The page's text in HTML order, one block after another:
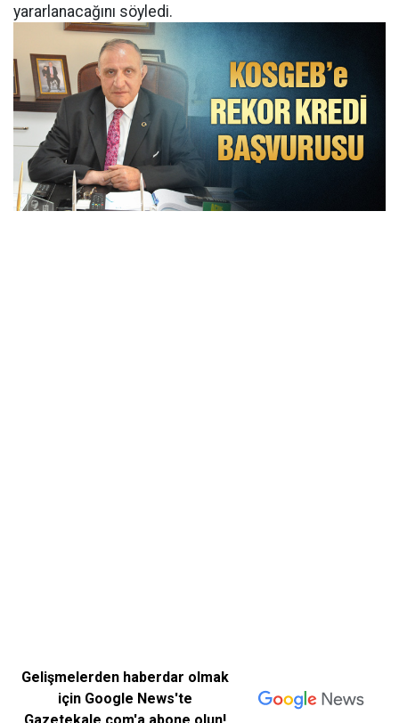
yararlanacağını söyledi.
Gelişmelerden haberdar olmak
için Google News'te